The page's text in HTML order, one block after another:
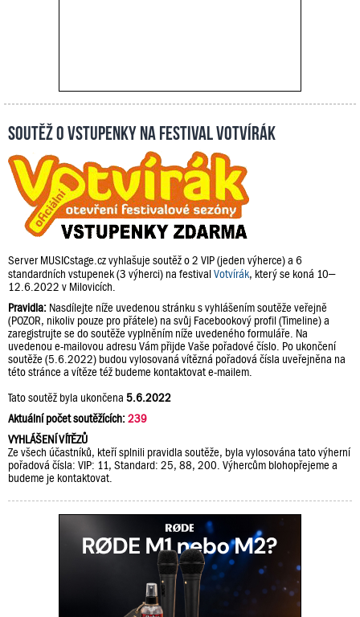
Soutěž o vstupenky na festival Votvírák
Server MUSICstage.cz vyhlašuje soutěž o 2 VIP (jeden výherce) a 6
standardních vstupenek (3 výherci) na festivalVotvírák, který se koná 10–
12.6.2022 v Milovicích.
Pravidla: Nasdílejte níže uvedenou stránku s vyhlášením soutěže veřejně
(POZOR, nikoliv pouze pro přátele) na svůj Facebookový profil (Timeline) a
zaregistrujte se do soutěže vyplněním níže uvedeného formuláře. Na
uvedenou e-mailovou adresu Vám přijde Vaše pořadové číslo. Po ukončení
soutěže (5.6.2022) budou vylosovaná vítězná pořadová čísla uveřejněna na
této stránce a vítěze též budeme kontaktovat e-mailem.
Tato soutěž byla ukončena 5.6.2022
Aktuální počet soutěžících:239
VYHLÁŠENÍ VÍTĚZŮ
Ze všech účastníků, kteří splnili pravidla soutěže, byla vylosována tato výherní
pořadová čísla: VIP: 11, Standard: 25, 88, 200. Výhercům blohopřejeme a
budeme je kontaktovat.